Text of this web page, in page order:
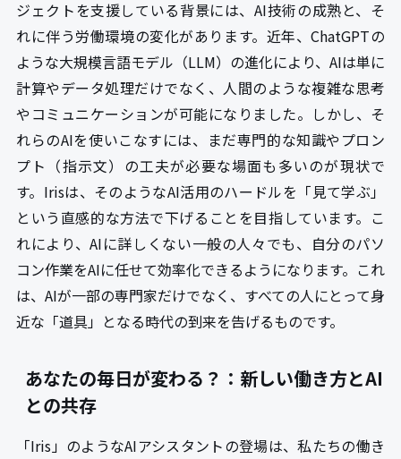
ジェクトを支援している背景には、AI技術の成熟と、そ
れに伴う労働環境の変化があります。近年、ChatGPTの
ような大規模言語モデル（LLM）の進化により、AIは単に
計算やデータ処理だけでなく、人間のような複雑な思考
やコミュニケーションが可能になりました。しかし、そ
れらのAIを使いこなすには、まだ専門的な知識やプロン
プト（指示文）の工夫が必要な場面も多いのが現状で
す。Irisは、そのようなAI活用のハードルを「見て学ぶ」
という直感的な方法で下げることを目指しています。こ
れにより、AIに詳しくない一般の人々でも、自分のパソ
コン作業をAIに任せて効率化できるようになります。これ
は、AIが一部の専門家だけでなく、すべての人にとって身
近な「道具」となる時代の到来を告げるものです。
あなたの毎日が変わる？：新しい働き方とAI
との共存
「Iris」のようなAIアシスタントの登場は、私たちの働き